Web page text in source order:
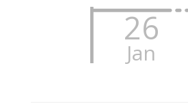
26
Jan